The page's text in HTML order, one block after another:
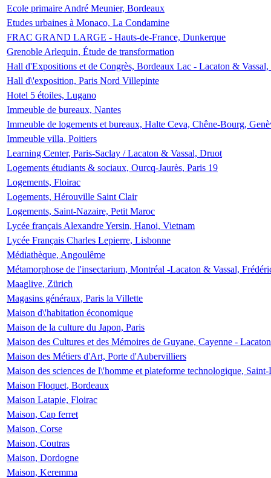
Ecole primaire André Meunier, Bordeaux
Etudes urbaines à Monaco, La Condamine
FRAC GRAND LARGE - Hauts-de-France, Dunkerque
Grenoble Arlequin, Étude de transformation
Hall d'Expositions et de Congrès, Bordeaux Lac - Lacaton &
Hall d\'exposition, Paris Nord Villepinte
Hotel 5 étoiles, Lugano
Immeuble de bureaux, Nantes
Immeuble de logements et bureaux, Halte Ceva, Chêne-Bourg,
Immeuble villa, Poitiers
Learning Center, Paris-Saclay / Lacaton & Vassal, Druot
Logements étudiants & sociaux, Ourcq-Jaurès, Paris 19
Logements, Floirac
Logements, Hérouville Saint Clair
Logements, Saint-Nazaire, Petit Maroc
Lycée français Alexandre Yersin, Hanoi, Vietnam
Lycée Français Charles Lepierre, Lisbonne
Médiathèque, Angoulême
Métamorphose de l'insectarium, Montréal -Lacaton & Vassal,
Maaglive, Zürich
Magasins généraux, Paris la Villette
Maison d\'habitation économique
Maison de la culture du Japon, Paris
Maison des Cultures et des Mémoires de Guyane, Cayenne -
Maison des Métiers d'Art, Porte d'Aubervilliers
Maison des sciences de l\'homme et plateforme technologique,
Maison Floquet, Bordeaux
Maison Latapie, Floirac
Maison, Cap ferret
Maison, Corse
Maison, Coutras
Maison, Dordogne
Maison, Keremma